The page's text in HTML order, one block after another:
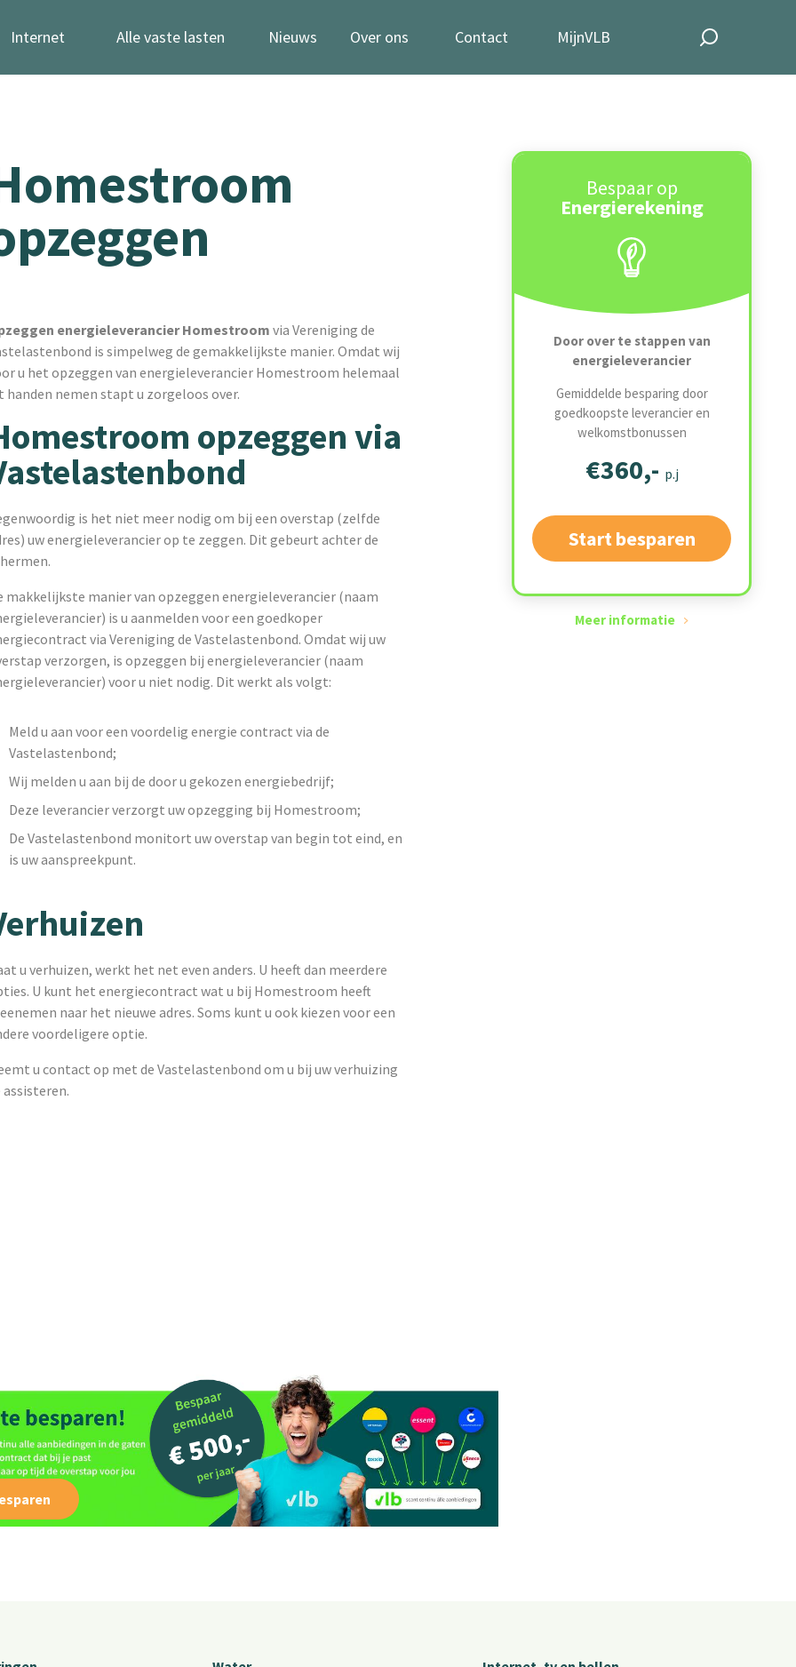
Internet Alle vaste lasten Nieuws Over ons Contact MijnVLB
Bespaar op
Energierekening
Door over te stappen van
energieleverancier
Gemiddelde besparing door
goedkoopste leverancier en
welkomstbonussen
€360,- p.j
Start besparen
Meer informatie
energieleverancier Homestroomvia Vereniging de
is simpelweg de gemakkelijkste manier. Omdat wij
u het opzeggen van energieleverancier Homestroom helemaal
handen nemen stapt u zorgeloos over.
opzeggen via
is het niet meer nodig om bij een overstap (zelfde
uw energieleverancier op te zeggen. Dit gebeurt achter de
makkelijkste manier van opzeggen energieleverancier (naam
is u aanmelden voor een goedkoper
via Vereniging de Vastelastenbond. Omdat wij uw
verzorgen, is opzeggen bij energieleverancier (naam
voor u niet nodig. Dit werkt als volgt:
Meld u aan voor een voordelig energie contract via de
Vastelastenbond;
Wij melden u aan bij de door u gekozen energiebedrijf;
Deze leverancier verzorgt uw opzegging bij Homestroom;
De Vastelastenbond monitort uw overstap van begin tot eind, en
is uw aanspreekpunt.
u verhuizen, werkt het net even anders. U heeft dan meerdere
U kunt het energiecontract wat u bij Homestroom heeft
naar het nieuwe adres. Soms kunt u ook kiezen voor een
voordeligere optie.
u contact op met de Vastelastenbond om u bij uw verhuizing
assisteren.